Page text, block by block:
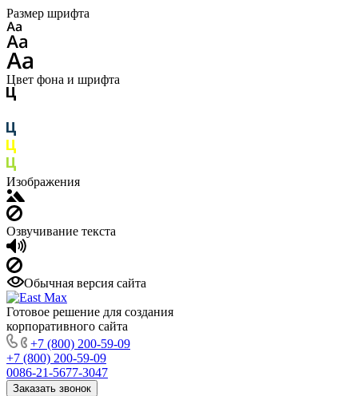
Размер шрифта
Цвет фона и шрифта
Изображения
Озвучивание текста
Обычная версия сайта
Готовое решение для создания
корпоративного сайта
+7 (800) 200-59-09
+7 (800) 200-59-09
0086-21-5677-3047
Заказать звонок